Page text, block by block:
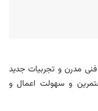
فنی مدرن و تجربیات جدید
و سهولت اعمال و